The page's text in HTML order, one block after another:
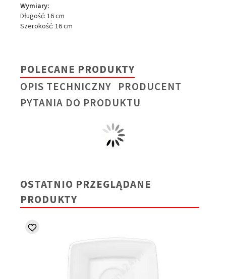
Wymiary:
Długość: 16 cm
Szerokość: 16 cm
POLECANE PRODUKTY
OPIS TECHNICZNY PRODUCENT
PYTANIA DO PRODUKTU
OSTATNIO PRZEGLĄDANE
PRODUKTY